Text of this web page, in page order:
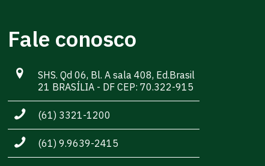
Fale conosco
SHS. Qd 06, Bl. A sala 408, Ed.Brasil
21 BRASÍLIA - DF CEP: 70.322-915
(61) 3321-1200
(61) 9.9639-2415